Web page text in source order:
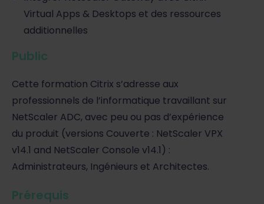
Virtual Apps & Desktops et des ressources
additionnelles
Public
Cette formation Citrix s’adresse aux
professionnels de l’informatique travaillant sur
NetScaler ADC, avec peu ou pas d’expérience
du produit (versions Couverte : NetScaler VPX
v14.1 and NetScaler Console v14.1) :
Administrateurs, Ingénieurs et Architectes.
Prérequis